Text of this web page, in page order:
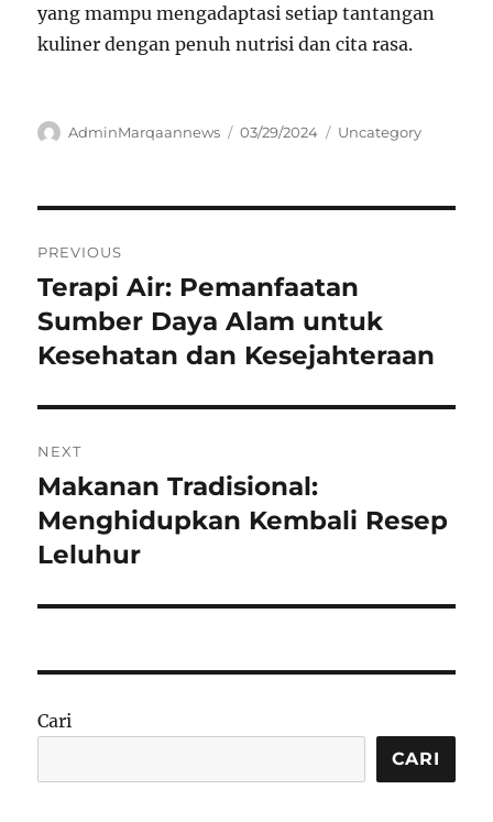
yang mampu mengadaptasi setiap tantangan
kuliner dengan penuh nutrisi dan cita rasa.
Author
AdminMarqaannews
Posted
03/29/2024 Categories
Uncategory
pos
PREVIOUS
Previous
post:
Terapi Air: Pemanfaatan
Sumber Daya Alam untuk
Kesehatan dan Kesejahteraan
NEXT
Next
post:
Makanan Tradisional:
Menghidupkan Kembali Resep
Leluhur
Cari
CARI